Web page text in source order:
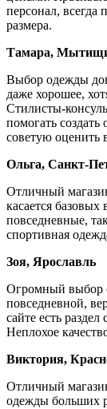
персонал, всегда
размера.
Тамара,
Выбор одежды
даже хорошее,
Стилисты-
помогать
советую оценить
Ольга, Санкт-
Отличный
касается
повседневные,
спортивная
Зоя, Ярославль
Огромный выбор
повседневной,
сайте есть
Неплохое
Виктория,
Отличный
одежды больших